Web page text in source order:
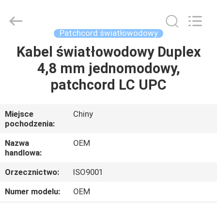
DOM
PRODUKTY
O
NAS
WYCIECZKA
PO
FABRYCE
Management
Services
Reserved.
Patchcord światłowodowy
Kabel światłowodowy Duplex
4,8 mm jednomodowy,
patchcord LC UPC
Miejsce
pochodzenia:
Chiny
Nazwa
handlowa:
OEM
Orzecznictwo:
ISO9001
Numer modelu:
OEM